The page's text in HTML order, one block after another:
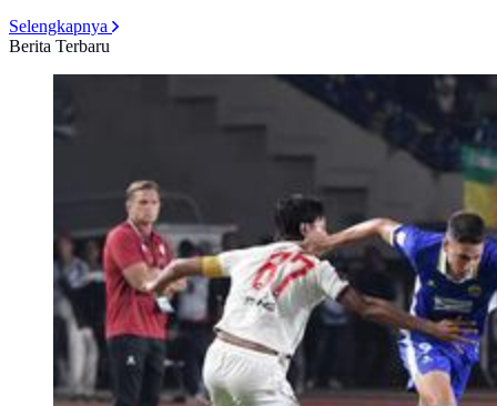
Selengkapnya
Berita Terbaru